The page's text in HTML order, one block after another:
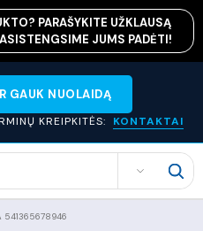
PARAŠYKITE UŽKLAUSĄ
JUMS PADĖTI!
GAUK NUOLAIDĄ
KREIPKITĖS: KONTAKTAI
SEARCH
541365678946